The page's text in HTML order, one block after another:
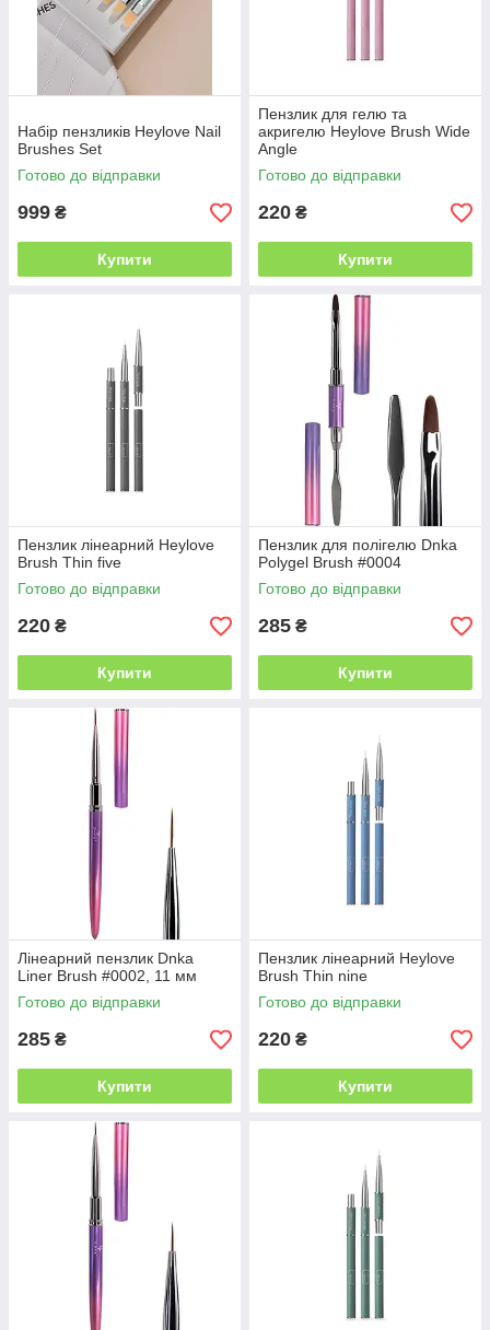
Набір пензликів Heylove Nail
Brushes Set
Готово до відправки
999 ₴
Купити
Пензлик для гелю та
акригелю Heylove Brush Wide
Angle
Готово до відправки
220 ₴
Купити
Пензлик лінеарний Heylove
Brush Thin five
Готово до відправки
220 ₴
Купити
Пензлик для полігелю Dnka
Polygel Brush #0004
Готово до відправки
285 ₴
Купити
Лінеарний пензлик Dnka
Liner Brush #0002, 11 мм
Готово до відправки
285 ₴
Купити
Пензлик лінеарний Heylove
Brush Thin nine
Готово до відправки
220 ₴
Купити